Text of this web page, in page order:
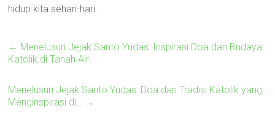
hidup kita sehari-hari.
← Menelusuri Jejak Santo Yudas: Inspirasi Doa dan Budaya
Katolik di Tanah Air
Menelusuri Jejak Santo Yudas: Doa dan Tradisi Katolik yang
Menginspirasi di… →